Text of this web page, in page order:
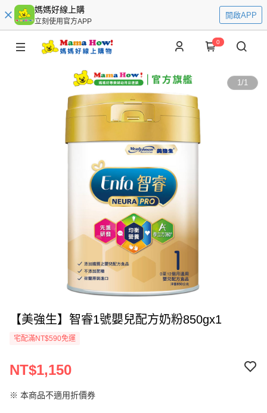
媽媽好線上購
立刻使用官方APP
開啟APP
0
1/1
【美強生】智睿1號嬰兒配方奶粉850gx1
宅配滿NT$590免運
NT$1,150
※ 本商品不適用折價券